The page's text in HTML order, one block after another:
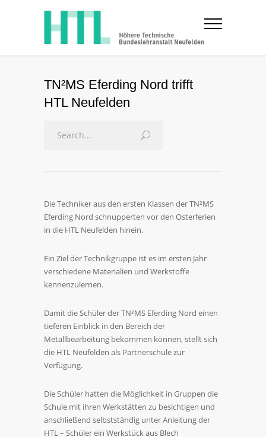
TN²MS Eferding Nord trifft
HTL Neufelden
Die Techniker aus den ersten Klassen der TN²MS
Eferding Nord schnupperten vor den Osterferien
in die HTL Neufelden hinein.
Ein Ziel der Technikgruppe ist es im ersten Jahr
verschiedene Materialien und Werkstoffe
kennenzulernen.
Damit die Schüler der TN²MS Eferding Nord einen
tieferen Einblick in den Bereich der
Metallbearbeitung bekommen können, stellt sich
die HTL Neufelden als Partnerschule zur
Verfügung.
Die Schüler hatten die Möglichkeit in Gruppen die
Schule mit ihren Werkstätten zu besichtigen und
anschließend selbstständig unter Anleitung der
HTL – Schüler ein Werkstück aus Blech